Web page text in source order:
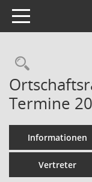
Toggle navigation
Termine
Informationen
Vertreter